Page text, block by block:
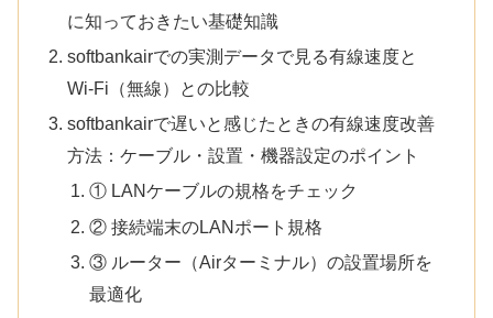
に知っておきたい基礎知識
softbankairでの実測データで見る有線速度と
Wi-Fi（無線）との比較
softbankairで遅いと感じたときの有線速度改善
方法：ケーブル・設置・機器設定のポイント
① LANケーブルの規格をチェック
② 接続端末のLANポート規格
③ ルーター（Airターミナル）の設置場所を
最適化